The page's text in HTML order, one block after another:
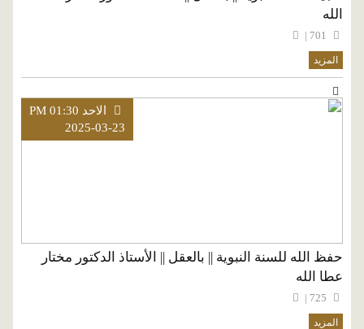
الله
المزيد
الاحد PM 01:30
2025-03-23
حفظ الله للسنة النبوية || بالعقل || الأستاذ الدكتور مختار
عطا الله
المزيد